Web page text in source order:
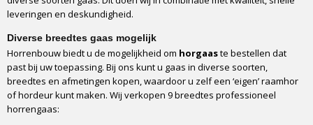
Afname
Verpakking
Doos of rol
Vervoerder
GLS
Levertijd
leveringen en deskundigheid.
Diverse breedtes gaas mogelijk
Horrenbouw biedt u de mogelijkheid om horgaaste bestellen dat
past bij uw toepassing. Bij ons kunt u gaas in diverse soorten,
breedtes en afmetingen kopen, waardoor u zelf een ‘eigen’ raamhor
of hordeur kunt maken. Wij verkopen 9 breedtes professioneel
horrengaas: